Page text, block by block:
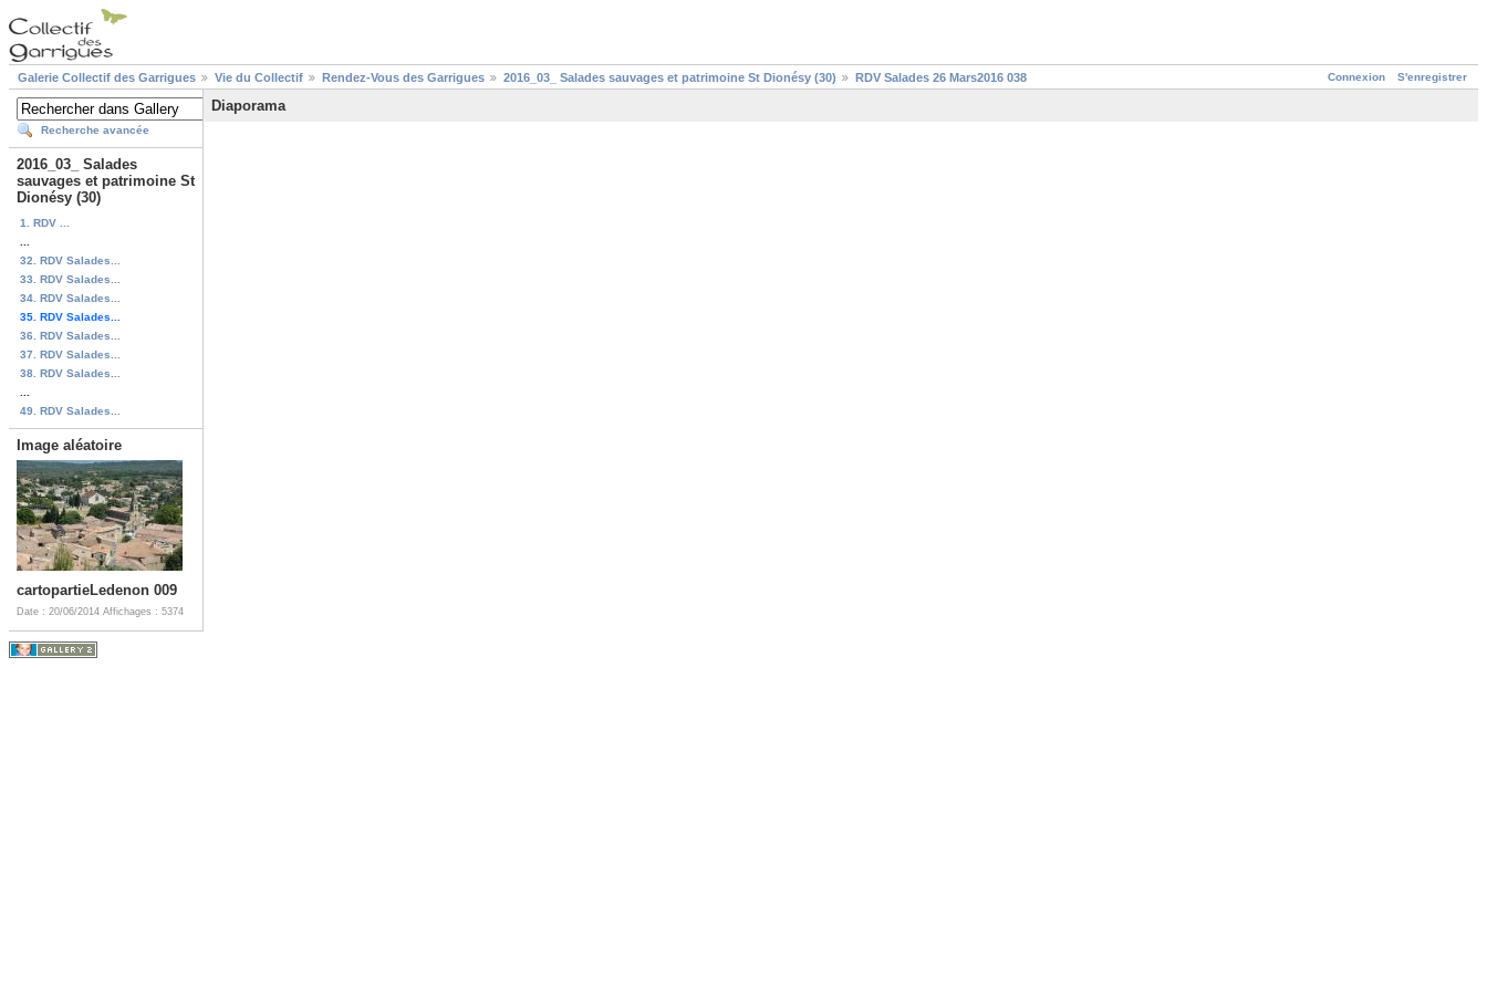
Connexion S'enregistrer
Galerie Collectif des Garrigues Vie du Collectif Rendez-Vous des Garrigues 2016_03_ Salades sauvages et patrimoine St Dionésy (30) RDV Salades 26 Mars2016 038
Recherche avancée
2016_03_ Salades
sauvages et patrimoine St
Dionésy (30)
1. RDV ...
32. RDV Salades...
33. RDV Salades...
34. RDV Salades...
35. RDV Salades...
36. RDV Salades...
37. RDV Salades...
38. RDV Salades...
49. RDV Salades...
Image aléatoire
cartopartieLedenon 009
Date : 20/06/2014 Affichages : 5374
Diaporama